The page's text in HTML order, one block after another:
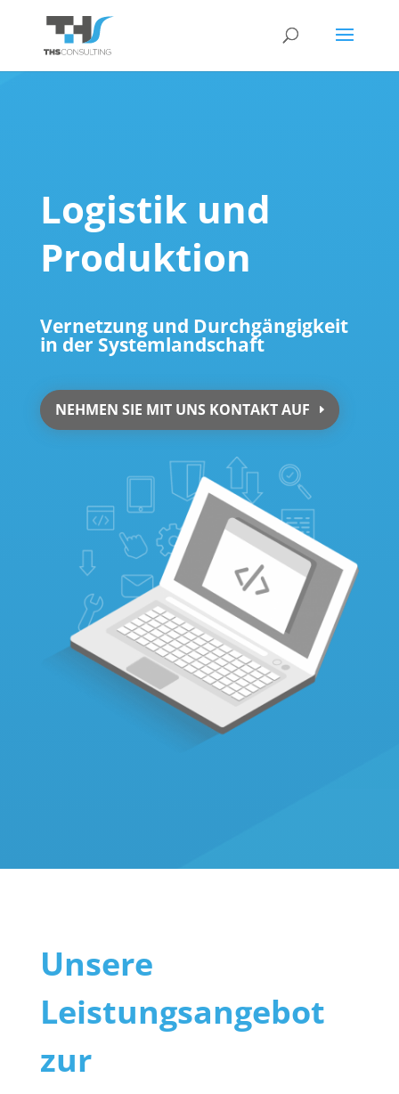
Logistik und
Produktion
Vernetzung und Durchgängigkeit
in der Systemlandschaft
NEHMEN SIE MIT UNS KONTAKT AUF
Unsere
Leistungsangebot
zur